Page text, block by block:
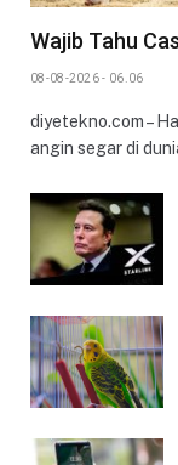
Wajib Tahu
08-08-2026 - 06.06
diyetekno.com –
angin segar di